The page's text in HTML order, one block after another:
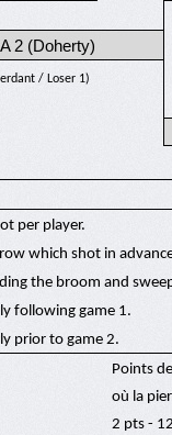
2 (Doherty)
/ Loser 1)
per player.
which shot in
the broom and
following game 1.
prior to game 2.
Points
où la
2 pts -